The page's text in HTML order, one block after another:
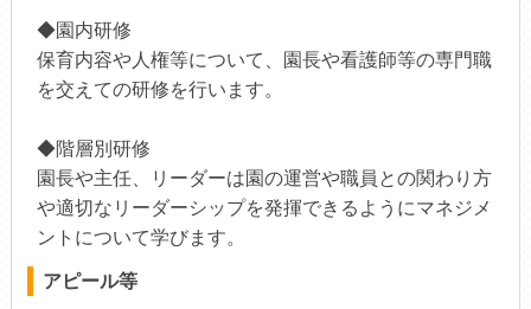
◆園内研修
保育内容や人権等について、園長や看護師等の専門職
を交えての研修を行います。
◆階層別研修
園長や主任、リーダーは園の運営や職員との関わり方
や適切なリーダーシップを発揮できるようにマネジメ
ントについて学びます。
アピール等